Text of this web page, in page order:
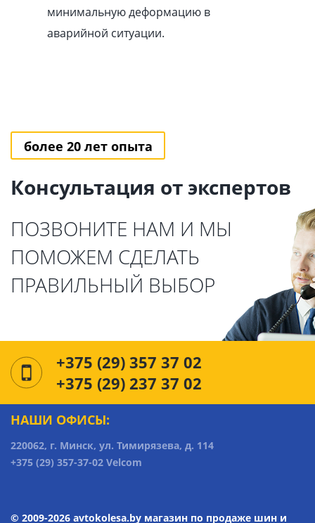
минимальную деформацию в
аварийной ситуации.
более 20 лет опыта
Консультация от экспертов
ПОЗВОНИТЕ НАМ И МЫ
ПОМОЖЕМ СДЕЛАТЬ
ПРАВИЛЬНЫЙ ВЫБОР
+375 (29) 357 37 02
+375 (29) 237 37 02
НАШИ ОФИСЫ:
220062, г. Минск, ул. Тимирязева, д. 114
+375 (29) 357-37-02 Velcom
© 2009-2026 avtokolesa.by магазин по продаже шин и